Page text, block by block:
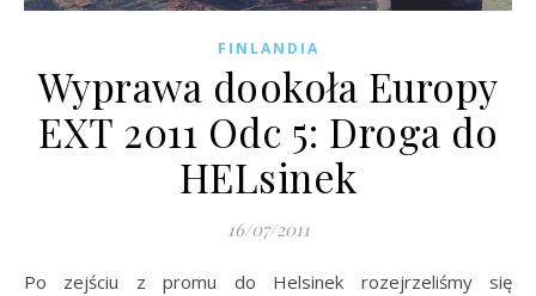
FINLANDIA
Wyprawa dookoła Europy
EXT 2011 Odc 5: Droga do
HELsinek
16/07/2011
Po zejściu z promu do Helsinek rozejrzeliśmy się